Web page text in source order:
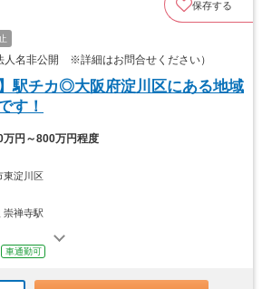
保存する
人名非公開 ※詳細はお問合せください）
駅チカ◎大阪府淀川区にある地域
す！
万円～800万円程度
東淀川区
崇禅寺駅
車通勤可